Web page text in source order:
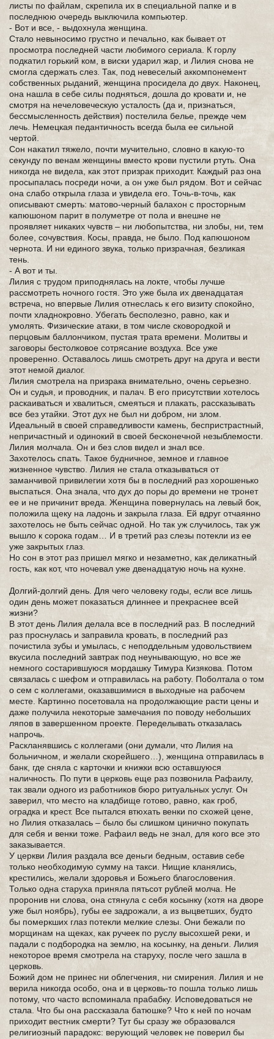
листы по файлам, скрепила их в специальной папке и в
последнюю очередь выключила компьютер.
- Вот и все, - выдохнула женщина.
Стало невыносимо грустно и печально, как бывает от
просмотра последней части любимого сериала. К горлу
подкатил горький ком, в виски ударил жар, и Лилия снова не
смогла сдержать слез. Так, под невеселый аккомпонемент
собственных рыданий, женщина просидела до двух. Наконец,
она нашла в себе силы подняться, дошла до кровати и, не
смотря на нечеловеческую усталость (да и, признаться,
бессмысленность действия) постелила белье, прежде чем
лечь. Немецкая педантичность всегда была ее сильной
чертой.
Сон накатил тяжело, почти мучительно, словно в какую-то
секунду по венам женщины вместо крови пустили ртуть. Она
никогда не видела, как этот призрак приходит. Каждый раз она
просыпалась посреди ночи, а он уже был рядом. Вот и сейчас
она слабо открыла глаза и увидела его. Точь-в-точь, как
описывают смерть: матово-черный балахон с просторным
капюшоном парит в полуметре от пола и внешне не
проявляет никаких чувств – ни любопытства, ни злобы, ни, тем
более, сочувствия. Косы, правда, не было. Под капюшоном
чернота. И ни единого звука, только призрачная, безликая
тень.
- А вот и ты.
Лилия с трудом приподнялась на локте, чтобы лучше
рассмотреть ночного гостя. Это уже была их двенадцатая
встреча, но впервые Лилия отнеслась к его визиту спокойно,
почти хладнокровно. Убегать бесполезно, равно, как и
умолять. Физические атаки, в том числе сковородкой и
перцовым баллончиком, пустая трата времени. Молитвы и
заговоры бестолковое сотрясание воздуха. Все уже
проверенно. Оставалось лишь смотреть друг на друга и вести
этот немой диалог.
Лилия смотрела на призрака внимательно, очень серьезно.
Он и судья, и проводник, и палач. В его присутствии хотелось
раскаиваться и хвалиться, смеяться и плакать, рассказывать
все без утайки. Этот дух не был ни добром, ни злом.
Идеальный в своей справедливости камень, беспристрастный,
непричастный и одинокий в своей бесконечной незыблемости.
Лилия молчала. Он и без слов видел и знал все.
Захотелось спать. Такое будничное, земное и главное
жизненное чувство. Лилия не стала отказываться от
заманчивой привилегии хотя бы в последний раз хорошенько
выспаться. Она знала, что дух до поры до времени не тронет
ее и не причинит вреда. Женщина повернулась на левый бок,
положила щеку на ладонь и закрыла глаза. Ей вдруг отчаянно
захотелось не быть сейчас одной. Но так уж случилось, так уж
вышло к сорока годам… И в третий раз слезы потекли из ее
уже закрытых глаз.
Но сон в этот раз пришел мягко и незаметно, как деликатный
гость, как кот, что ночевал уже двенадцатую ночь на кухне.
Долгий-долгий день. Для чего человеку годы, если все лишь
один день может показаться длиннее и прекраснее всей
жизни?
В этот день Лилия делала все в последний раз. В последний
раз проснулась и заправила кровать, в последний раз
почистила зубы и умылась, с неподдельным удовольствием
вкусила последний завтрак под неунывающую, но все же
немного состарившуюся мордашку Тимура Кизякова. Потом
связалась с шефом и отправилась на работу. Поболтала о том
о сем с коллегами, оказавшимися в выходные на рабочем
месте. Картинно посетовала на продолжающие расти цены и
даже получила некоторые замечания по поводу небольших
ляпов в завершенном проекте. Переделывать отказалась
напрочь.
Раскланявшись с коллегами (они думали, что Лилия на
больничном, и желали скорейшего…), женщина отправилась в
банк, где сняла с карточки и книжки всю оставшуюся
наличность. По пути в церковь еще раз позвонила Рафаилу,
так звали одного из работников бюро ритуальных услуг. Он
заверил, что место на кладбище готово, равно, как гроб,
оградка и крест. Все пытался втюхать венки по схожей цене,
но Лилия отказалась – было бы слишком цинично покупать
для себя и венки тоже. Рафаил ведь не знал, для кого все это
заказывается.
У церкви Лилия раздала все деньги бедным, оставив себе
только необходимую сумму на такси. Нищие кланялись,
крестились, желали здоровья и Божьего благословения.
Только одна старуха приняла пятьсот рублей молча. Не
проронив ни слова, она стянула с себя косынку (хотя на дворе
уже был ноябрь), губы ее задрожали, а из выцветших, будто
бы померкших глаз потекли мелкие слезы. Они бежали по
морщинам на щеках, как ручеек по руслу высохшей реки, и
падали с подбородка на землю, на косынку, на деньги. Лилия
некоторое время смотрела на старуху, после чего зашла в
церковь.
Божий дом не принес ни облегчения, ни смирения. Лилия и не
верила никогда особо, она и в церковь-то пошла только лишь
потому, что часто вспоминала прабабку. Исповедоваться не
стала. Что бы она рассказала батюшке? Что к ней по ночам
приходит вестник смерти? Тут бы сразу же образовался
религиозный парадокс: верующий человек не поверил бы